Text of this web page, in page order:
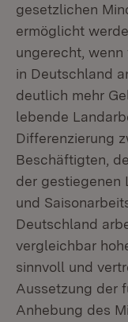
gesetzlichen
ermöglicht
ungerecht,
in Deutschland
deutlich mehr
lebende
Differenzierung
Beschäftigten,
der gestiegenen
und
Deutschland
vergleichbar
sinnvoll und
Aussetzung der
Anhebung des